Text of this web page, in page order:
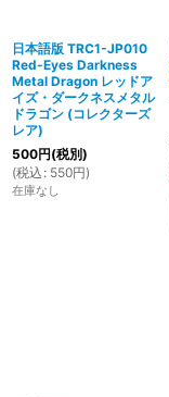
日本語版 TRC1-JP010
Red-Eyes Darkness
Metal Dragon レッドア
イズ・ダークネスメタル
ドラゴン (コレクターズ
レア)
500円(税別)
(税込 : 550円)
在庫なし